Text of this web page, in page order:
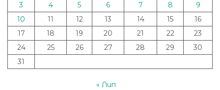
3
4 5 6 7 8
9
10
11 12 13 14 15
16
17
18 19 20 21 22
23
24
25 26 27 28 29
30
31
« Лип